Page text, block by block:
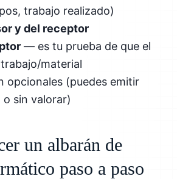
trabajo realizado)
y del receptor
— es tu prueba de que el
material
opcionales (puedes emitir
sin valorar)
un albarán de
paso a paso